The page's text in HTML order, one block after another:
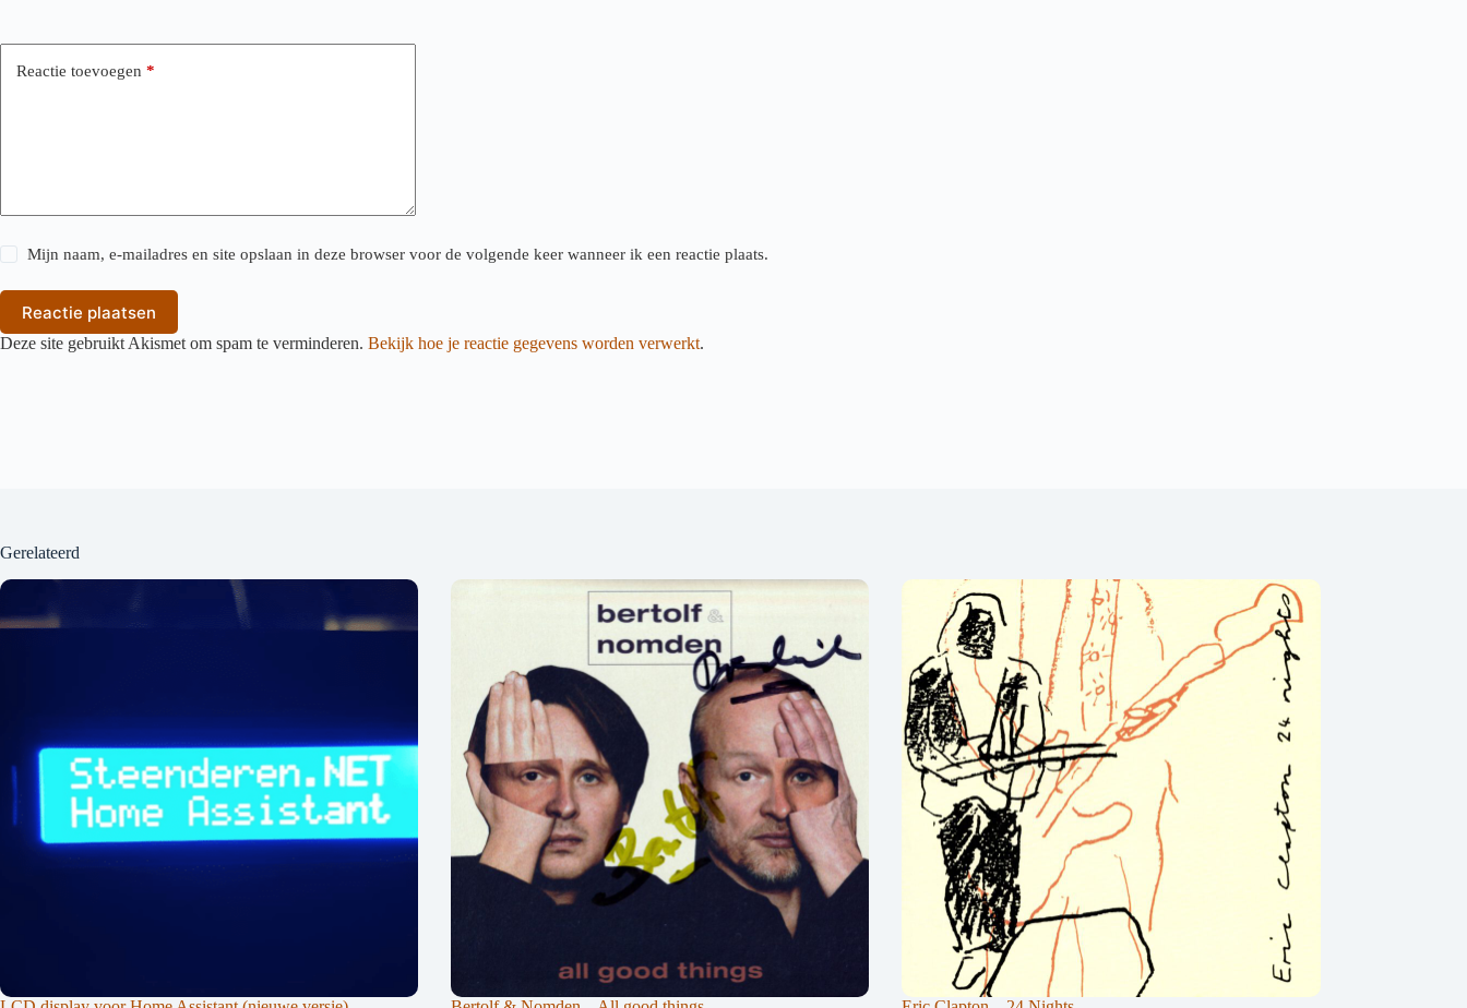
Reactie toevoegen *
Mijn naam, e-mailadres en site opslaan in deze browser voor de volgende keer wanneer ik een reactie plaats.
Reactie plaatsen
Deze site gebruikt Akismet om spam te verminderen. Bekijk hoe je reactie gegevens worden verwerkt.
Gerelateerd